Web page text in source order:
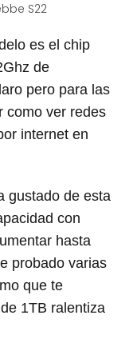
es el chip
de
pero para las
como ver redes
internet en
gustado de esta
con
hasta
probado varias
que te
1TB ralentiza